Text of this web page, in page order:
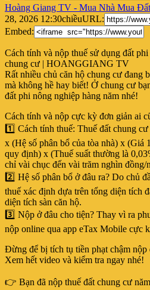
Hoàng Giang TV - Mua Nhà Mua
28, 2026 12:30chiềuURL:
Embed:
Cách tính và nộp thuế sử dụng đất
chung cư | HOANGGIANG TV
Rất nhiều chủ căn hộ chung cư đang
mà không hề hay biết! Ở chung cư
đất phi nông nghiệp hàng năm nhé!
Cách tính và nộp cực kỳ đơn giản ai
1️⃣ Cách tính thuế: Thuế đất chung
x (Hệ số phân bổ của tòa nhà) x (Giá
quy định) x (Thuế suất thường là
chỉ vài chục đến vài trăm nghìn đồng/
2️⃣ Hệ số phân bổ ở đâu ra? Do chủ
thuế xác định dựa trên tổng diện tích
diện tích sàn căn hộ.
3️⃣ Nộp ở đâu cho tiện? Thay vì ra
nộp online qua app eTax Mobile cực
Đừng để bị tích tụ tiền phạt chậm nộp
Xem hết video và kiểm tra ngay nhé!
👉 Bạn đã nộp thuế đất chung cư